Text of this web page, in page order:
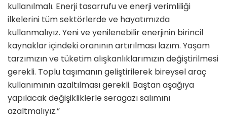
kullanılmalı. Enerji tasarrufu ve enerji verimliliği
ilkelerini tüm sektörlerde ve hayatımızda
kullanmalıyız. Yeni ve yenilenebilir enerjinin birincil
kaynaklar içindeki oranının artırılması lazım. Yaşam
tarzımızın ve tüketim alışkanlıklarımızın değiştirilmesi
gerekli. Toplu taşımanın geliştirilerek bireysel araç
kullanımının azaltılması gerekli. Baştan aşağıya
yapılacak değişikliklerle seragazı salımını
azaltmalıyız.”